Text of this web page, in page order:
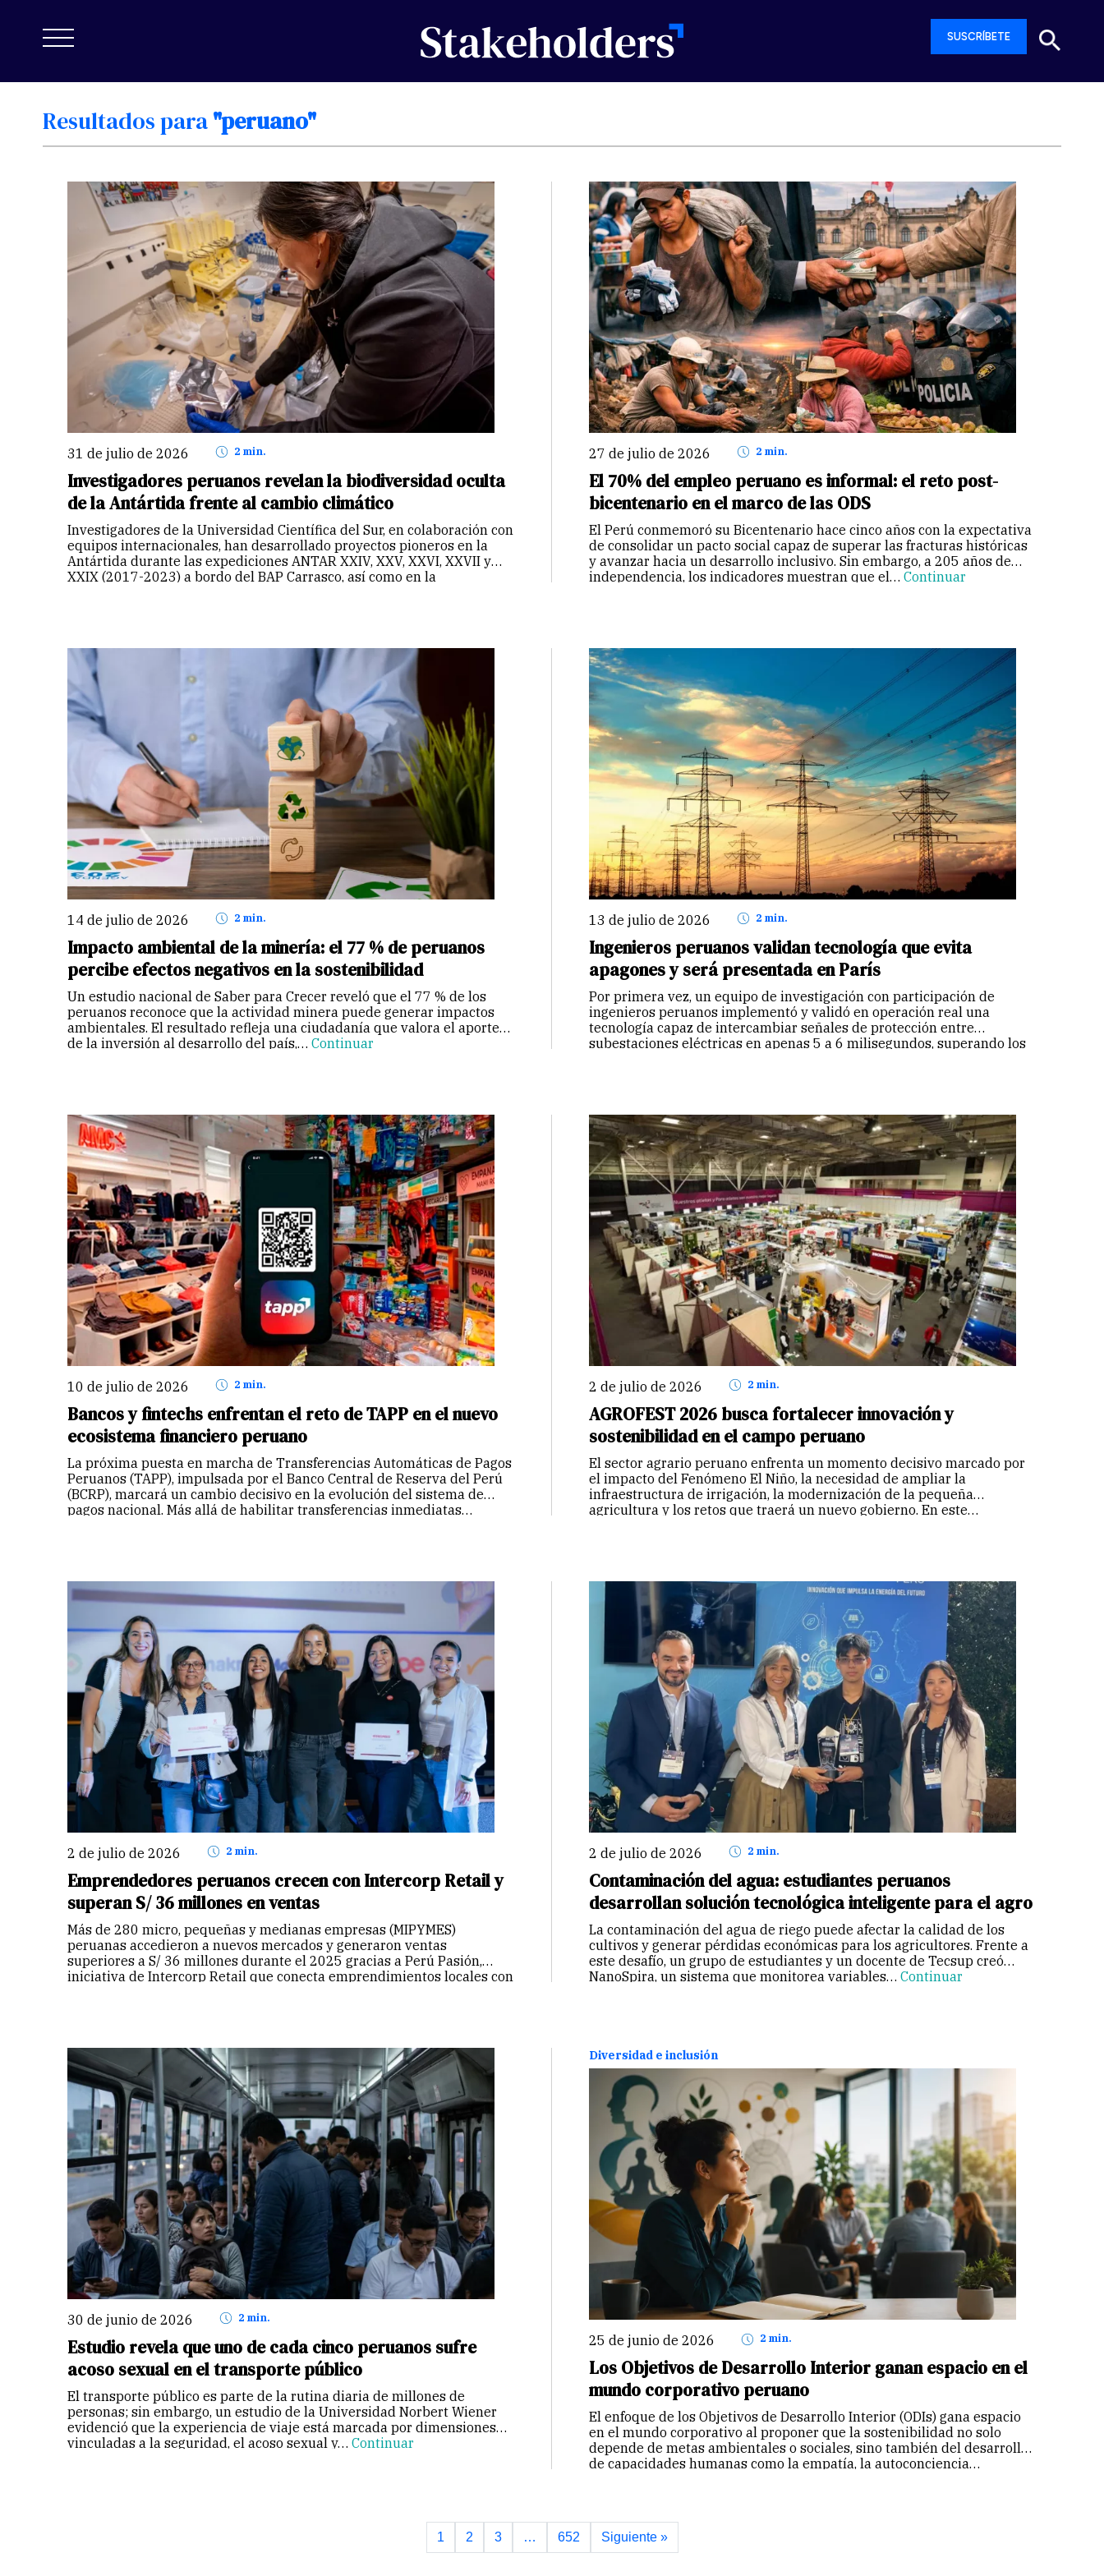
SUSCRÍBETE
Resultadospara"peruano"
31 de julio de 2026 2 min.
Investigadores peruanos revelan la biodiversidad oculta
de la Antártida frente al cambio climático
Investigadores de la Universidad Científica del Sur, en colaboración con
equipos internacionales, han desarrollado proyectos pioneros en la
Antártida durante las expediciones ANTAR XXIV, XXV, XXVI, XXVII y
XXIX (2017-2023) a bordo del BAP Carrasco, así como en la
27 de julio de 2026 2 min.
El 70% del empleo peruano es informal: el reto post-
bicentenario en el marco de las ODS
El Perú conmemoró su Bicentenario hace cinco años con la expectativa
de consolidar un pacto social capaz de superar las fracturas históricas
y avanzar hacia un desarrollo inclusivo. Sin embargo, a 205 años de
independencia, los indicadores muestran que el… Continuar
14 de julio de 2026 2 min.
Impacto ambiental de la minería: el 77 % de peruanos
percibe efectos negativos en la sostenibilidad
Un estudio nacional de Saber para Crecer reveló que el 77 % de los
peruanos reconoce que la actividad minera puede generar impactos
ambientales. El resultado refleja una ciudadanía que valora el aporte
de la inversión al desarrollo del país,… Continuar
13 de julio de 2026 2 min.
Ingenieros peruanos validan tecnología que evita
apagones y será presentada en París
Por primera vez, un equipo de investigación con participación de
ingenieros peruanos implementó y validó en operación real una
tecnología capaz de intercambiar señales de protección entre
subestaciones eléctricas en apenas 5 a 6 milisegundos, superando los
10 de julio de 2026 2 min.
Bancos y fintechs enfrentan el reto de TAPP en el nuevo
ecosistema financiero peruano
La próxima puesta en marcha de Transferencias Automáticas de Pagos
Peruanos (TAPP), impulsada por el Banco Central de Reserva del Perú
(BCRP), marcará un cambio decisivo en la evolución del sistema de
pagos nacional. Más allá de habilitar transferencias inmediatas…
2 de julio de 2026 2 min.
AGROFEST 2026 busca fortalecer innovación y
sostenibilidad en el campo peruano
El sector agrario peruano enfrenta un momento decisivo marcado por
el impacto del Fenómeno El Niño, la necesidad de ampliar la
infraestructura de irrigación, la modernización de la pequeña
agricultura y los retos que traerá un nuevo gobierno. En este…
2 de julio de 2026 2 min.
Emprendedores peruanos crecen con Intercorp Retail y
superan S/ 36 millones en ventas
Más de 280 micro, pequeñas y medianas empresas (MIPYMES)
peruanas accedieron a nuevos mercados y generaron ventas
superiores a S/ 36 millones durante el 2025 gracias a Perú Pasión,
iniciativa de Intercorp Retail que conecta emprendimientos locales con
2 de julio de 2026 2 min.
Contaminación del agua: estudiantes peruanos
desarrollan solución tecnológica inteligente para el agro
La contaminación del agua de riego puede afectar la calidad de los
cultivos y generar pérdidas económicas para los agricultores. Frente a
este desafío, un grupo de estudiantes y un docente de Tecsup creó
NanoSpira, un sistema que monitorea variables… Continuar
30 de junio de 2026 2 min.
Estudio revela que uno de cada cinco peruanos sufre
acoso sexual en el transporte público
El transporte público es parte de la rutina diaria de millones de
personas; sin embargo, un estudio de la Universidad Norbert Wiener
evidenció que la experiencia de viaje está marcada por dimensiones
vinculadas a la seguridad, el acoso sexual y… Continuar
Diversidad e inclusión
25 de junio de 2026 2 min.
Los Objetivos de Desarrollo Interior ganan espacio en el
mundo corporativo peruano
El enfoque de los Objetivos de Desarrollo Interior (ODIs) gana espacio
en el mundo corporativo al proponer que la sostenibilidad no solo
depende de metas ambientales o sociales, sino también del desarrollo
de capacidades humanas como la empatía, la autoconciencia…
1 2 3 … 652 Siguiente »